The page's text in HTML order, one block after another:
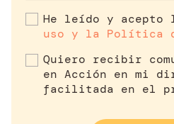
He leído y acepto
uso y la Política
Quiero recibir
en Acción en mi
facilitada en el